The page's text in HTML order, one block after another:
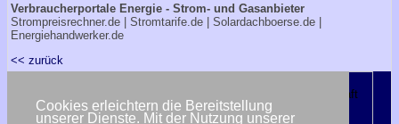
Cookies erleichtern die Bereitstellung
unserer Dienste. Mit der Nutzung unserer
Verbraucherportale Energie - Strom- und Gasanbieter
Strompreisrechner.de | Stromtarife.de | Solardachboerse.de |
Energiehandwerker.de
<< zurück